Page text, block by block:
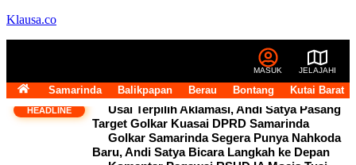
Klausa.co
MASUK JELAJAHI
Samarinda Balikpapan Berau Bontang Kutai Barat
HEADLINE
Usai Terpilih Aklamasi, Andi Satya Pasang
Target Golkar Kuasai DPRD Samarinda
Golkar Samarinda Segera Punya Nahkoda
Baru, Andi Satya Bicara Langkah ke Depan